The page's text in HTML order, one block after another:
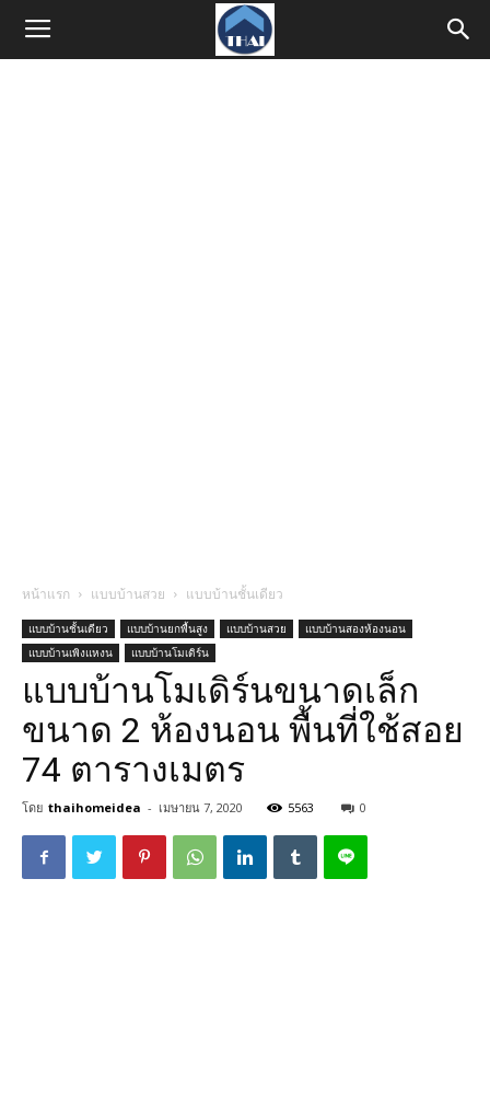
หน้าแรก แบบบ้านสวย แบบบ้านชั้นเดียว
แบบบ้านชั้นเดียว แบบบ้านยกพื้นสูง แบบบ้านสวย
แบบบ้านสองห้องนอน
แบบบ้านเพิงแหงน
แบบบ้านโมเดิร์น
แบบบ้านโมเดิร์นขนาดเล็ก
ขนาด 2 ห้องนอน พื้นที่ใช้สอย
74 ตารางเมตร
โดย thaihomeidea - เมษายน 7, 2020 5563 0